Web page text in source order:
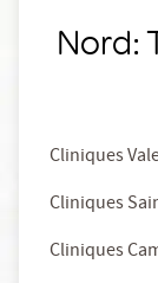
Nord:
Cliniques
Cliniques
Cliniques